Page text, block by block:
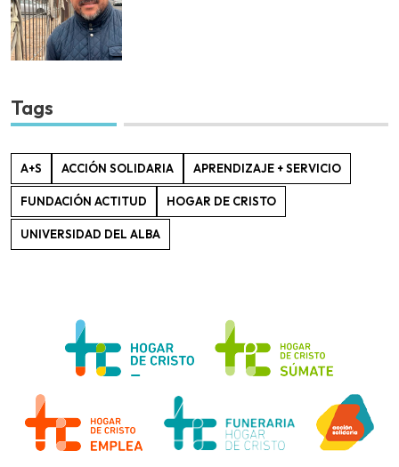
Tags
A+S ACCIÓN SOLIDARIA APRENDIZAJE + SERVICIO
FUNDACIÓN ACTITUD HOGAR DE CRISTO
UNIVERSIDAD DEL ALBA